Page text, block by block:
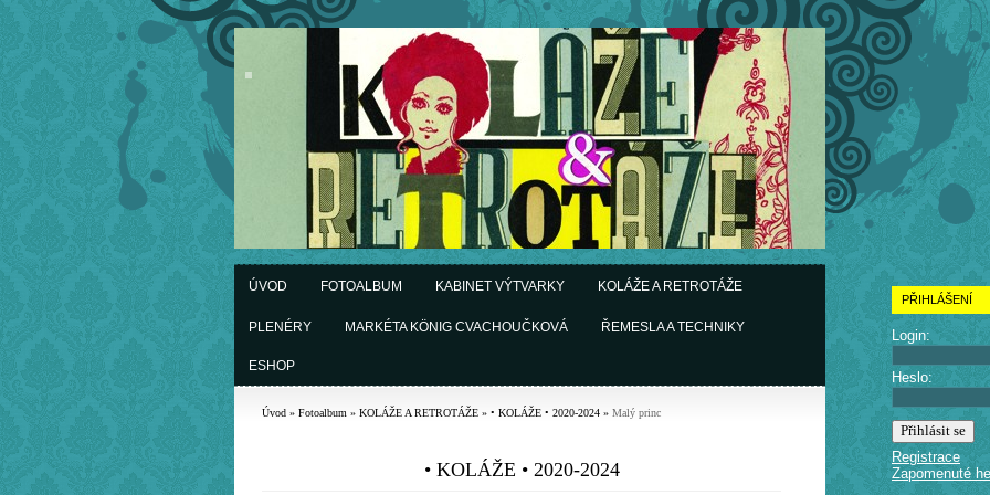
ÚVOD FOTOALBUM KABINET VÝTVARKY KOLÁŽE A RETROTÁŽE
PLENÉRY MARKÉTA KÖNIG CVACHOUČKOVÁ ŘEMESLA A TECHNIKY
ESHOP
Úvod » Fotoalbum » KOLÁŽE A RETROTÁŽE » • KOLÁŽE • 2020-2024 » Malý princ
• KOLÁŽE • 2020-2024
PŘIHLÁŠENÍ
Login:
Heslo:
Registrace
Zapomenuté